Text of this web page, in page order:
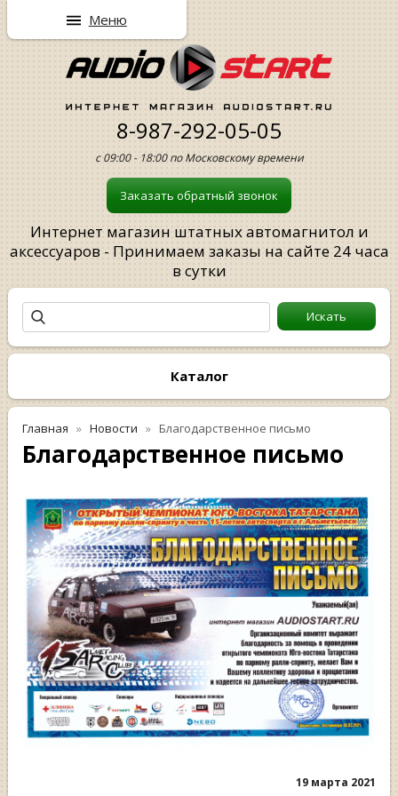
8-987-292-05-05
с 09:00 - 18:00 по Московскому времени
Заказать обратный звонок
Интернет магазин штатных автомагнитол и
аксессуаров - Принимаем заказы на сайте 24 часа
в сутки
Каталог
Главная Новости Благодарственное письмо
Благодарственное письмо
19 марта 2021
Меню